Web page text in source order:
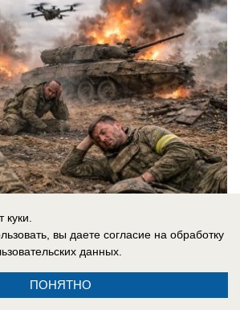
0
москаля, Польша
вы даете согласие на обработку
данных.
ПОНЯТНО